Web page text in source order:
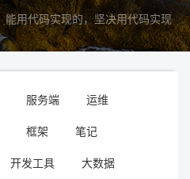
能用代码实现的，坚决用代码实现
服务端
运维
框架
笔记
开发工具 大数据